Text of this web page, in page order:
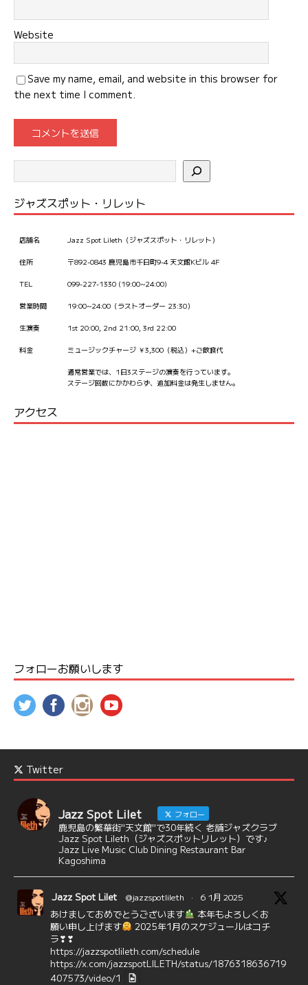
Website
Save my name, email, and website in this browser for
the next time I comment.
ジャズスポット・リレット
店舗名 Jazz Spot Lileth（ジャズスポット・リレット）
住所 〒892-0843 鹿児島市千日町9-4 天文館Kビル 4F
TEL 099-227-1330 (19:00~24:00)
営業時間 19:00~24:00（ラストオーダー 23:30）
生演奏 1st 20:00, 2nd 21:00, 3rd 22:00
料金 ミュージックチャージ ￥3,300（税込）+ご飲食代
通常営業では、1日3ステージの演奏を行っています。
ステージ回数にかかわらず、追加料金は発生しません。
アクセス
フォローお願いします
Twitter
Jazz Spot Lilet フォロー
鹿児島の繁華街"天文館"で30年続く 老舗ジャズクラブ
Jazz Spot Lileth（ジャズスポットリレット）です♪
Jazz Live Music Club Dining Restaurant Bar
Kagoshima
Jazz Spot Lilet @jazzspotlileth · 6 1月 2025
あけましておめでとうございます
本年もよろしくお
願い申し上げます
2025年1月のスケジュールはコチ
ラ❣❣
https://jazzspotlileth.com/schedule
https://x.com/jazzspotLILETH/status/1876318636719
407573/video/1